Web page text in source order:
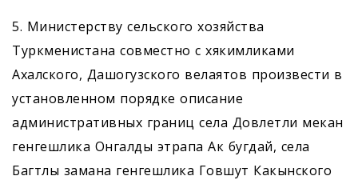
5. Министерству сельского хозяйства
Туркменистана совместно с хякимликами
Ахалского, Дашогузского велаятов произвести в
установленном порядке описание
административных границ села Довлетли мекан
генгешлика Онгалды этрапа Ак бугдай, села
Багтлы заманa генгешлика Говшут Какынского